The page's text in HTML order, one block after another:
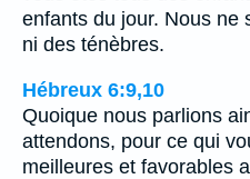
enfants du jour. Nous ne
ni des ténèbres.
Hébreux 6:9,10
Quoique nous parlions
attendons, pour ce qui
meilleures et favorables